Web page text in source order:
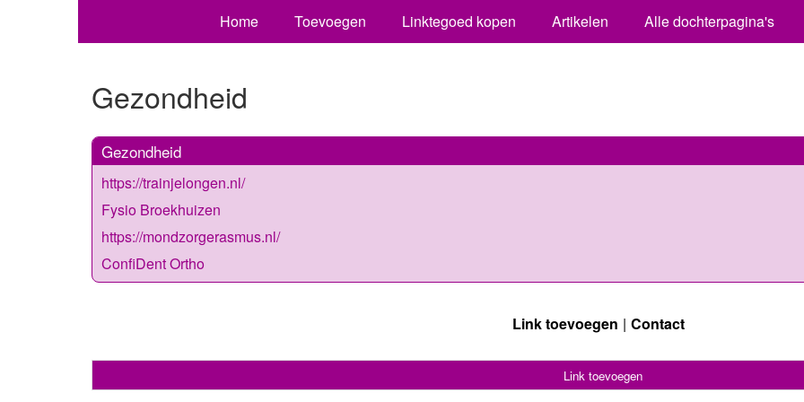
Home Toevoegen Linktegoed kopen Artikelen Alle dochterpagina's
Gezondheid
Gezondheid
https://trainjelongen.nl/
Fysio Broekhuizen
https://mondzorgerasmus.nl/
ConfiDent Ortho
Link toevoegen Contact
Link toevoegen